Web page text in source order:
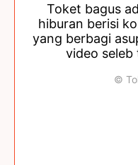
Toket bagus
hiburan berisi
yang berbagi
video
©